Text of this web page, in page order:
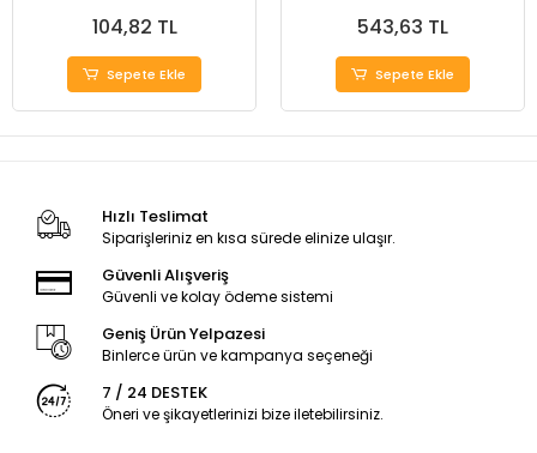
104,82 TL
Sepete Ekle
543,63 TL
Sepete Ekle
Hızlı Teslimat
Siparişleriniz en kısa sürede elinize ulaşır.
Güvenli Alışveriş
Güvenli ve kolay ödeme sistemi
Geniş Ürün Yelpazesi
Binlerce ürün ve kampanya seçeneği
7 / 24 DESTEK
Öneri ve şikayetlerinizi bize iletebilirsiniz.